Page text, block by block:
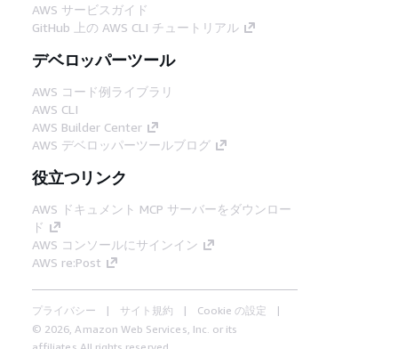
AWS サービスガイド
GitHub 上の AWS CLI チュートリアル
デベロッパーツール
AWS コード例ライブラリ
AWS CLI
AWS Builder Center
AWS デベロッパーツールブログ
役立つリンク
AWS ドキュメント MCP サーバーをダウンロー
ド
AWS コンソールにサインイン
AWS re:Post
プライバシー サイト規約
Cookie の設定
© 2026, Amazon Web Services, Inc. or its
affiliates.All rights reserved.